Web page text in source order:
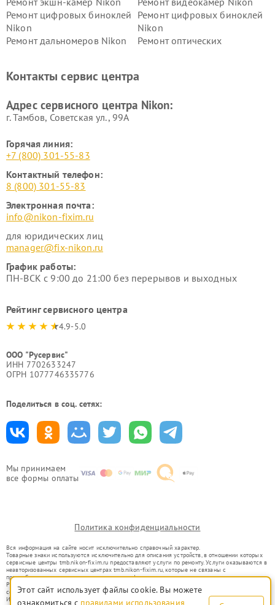
Мы принимаем
все формы оплаты
Ремонт цифровых биноклей
Nikon
Ремонт цифровых биноклей
Nikon
Ремонт дальномеров Nikon
Ремонт оптических
Контакты сервис центра
Адрес сервисного центра Nikon:
г. Тамбов, Советская ул., 99А
Горячая линия:
+7 (800) 301-55-83
Контактный телефон:
8 (800) 301-55-83
Электронная почта:
info@nikon-fixim.ru
для юридических лиц
manager@fix-nikon.ru
График работы:
ПН-ВСК с 9:00 до 21:00 без перерывов и выходных
Рейтинг сервисного центра
4.9-5.0
ООО "Русервис"
ИНН 7702633247
ОГРН 1077746335776
Поделиться в соц. сетях:
Политика конфиденциальности
Вся информация на сайте носит исключительно справочный характер.
Товарные знаки используются исключительно для описания устройств, в отношении которых
сервисные центры tmb.nikon-fixim.ru предоставляют услуги по ремонту. Услуги оказываются в
неавторизованных сервисных центрах tmb.nikon-fixim.ru, которые не связаны с
правообладателями товарных знаков или их официальными представителями.
Ремонт осуществляется для устройств, уже введенных в гражданский оборот в соответствии
со статьей 1487 ГК РФ.
Использование товарных знаков не преследует цели индивидуализации услуг или введения
Этот сайт использует файлы cookie. Вы можете
ознакомиться с правилами использования